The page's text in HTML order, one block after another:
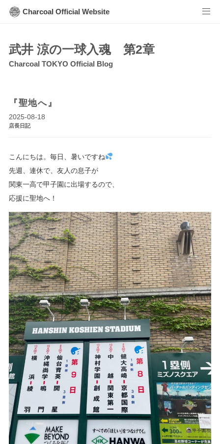
Charcoal Official Website
武井 涼の一球入魂 第2章
Charcoal TOKYO Official Blog
『聖地へ』
2025-08-18
店長日記
こんにちは。毎日、暑いですね
先週、連休で、友人の息子が
関東一高で甲子園に出場するので、
応援に聖地へ！